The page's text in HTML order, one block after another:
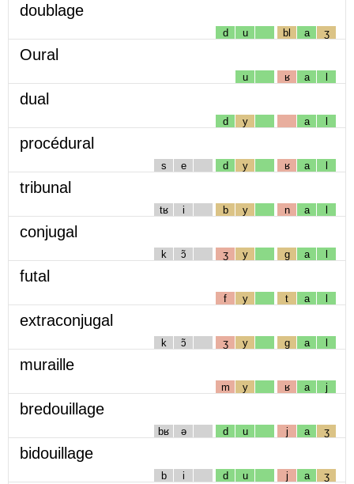
doublage
d u bl a ʒ
Oural
u ʁ a l
dual
d y a l
procédural
s e d y ʁ a l
tribunal
tʁ i b y n a l
conjugal
k ɔ̃ ʒ y g a l
futal
f y t a l
extraconjugal
k ɔ̃ ʒ y g a l
muraille
m y ʁ a j
bredouillage
bʁ ə d u j a ʒ
bidouillage
b i d u j a ʒ